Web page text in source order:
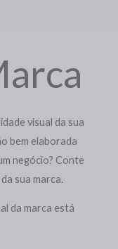
visual da sua
bem elaborada
negócio? Conte
sua marca.
da marca está